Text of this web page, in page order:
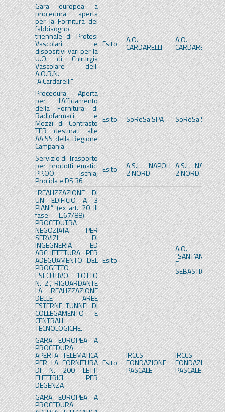
Gara europea a
procedura aperta
per la Fornitura del
fabbisogno
triennale di Protesi
Vascolari e
dispositivi vari per la
U.O. di Chirurgia
Vascolare dell’
A.O.R.N.
"A.Cardarelli"
Esito A.O.
CARDARELLI
A.O.
CARDARELLI
Procedura Aperta
per l'Affidamento
della Fornitura di
Radiofarmaci e
Mezzi di Contrasto
TER destinati alle
AA.SS della Regione
Campania
Esito SoReSa SPA SoReSa SPA
Servizio di Trasporto
per prodotti ematici
PP.OO. Ischia,
Procida e DS 36
Esito A.S.L. NAPOLI
2 NORD
A.S.L. NAPOLI
2 NORD
"REALIZZAZIONE DI
UN EDIFICIO A 3
PIANI” (ex art. 20 III
fase L.67/88) -
PROCEDUTRA
NEGOZIATA PER
SERVIZI DI
INGEGNERIA ED
ARCHITETTURA PER
ADEGUAMENTO DEL
PROGETTO
ESECUTIVO “LOTTO
N. 2”, RIGUARDANTE
LA REALIZZAZIONE
DELLE AREE
ESTERNE, TUNNEL DI
COLLEGAMENTO E
CENTRALI
TECNOLOGICHE.
Esito
A.O.
"SANT'ANNA
E SAN
SEBASTIANO"
GARA EUROPEA A
PROCEDURA
APERTA TELEMATICA
PER LA FORNITURA
DI N. 200 LETTI
ELETTRICI PER
DEGENZA
Esito
IRCCS
FONDAZIONE
PASCALE
IRCCS
FONDAZIONE
PASCALE
GARA EUROPEA A
PROCEDURA